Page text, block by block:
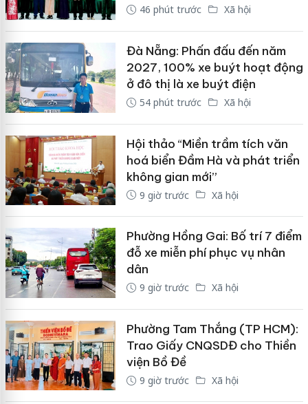
46 phút trước Xã hội
Đà Nẵng: Phấn đấu đến năm
2027, 100% xe buýt hoạt động
ở đô thị là xe buýt điện
54 phút trước Xã hội
Hội thảo “Miền trầm tích văn
hoá biển Đầm Hà và phát triển
không gian mới”
9 giờ trước Xã hội
Phường Hồng Gai: Bố trí 7 điểm
đỗ xe miễn phí phục vụ nhân
dân
9 giờ trước Xã hội
Phường Tam Thắng (TP HCM):
Trao Giấy CNQSDĐ cho Thiền
viện Bồ Đề
9 giờ trước Xã hội